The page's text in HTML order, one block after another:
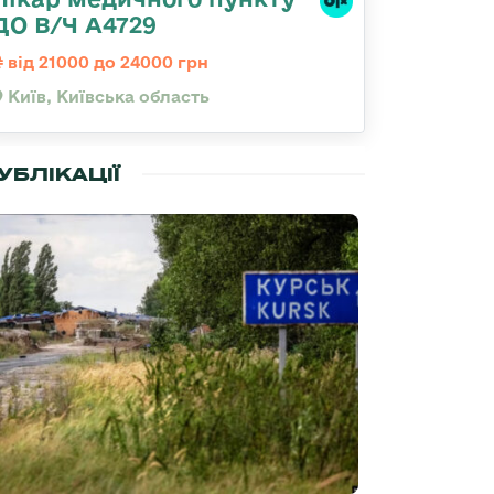
В/Ч А4729
від 21000 до 24000 грн
Київ, Київська область